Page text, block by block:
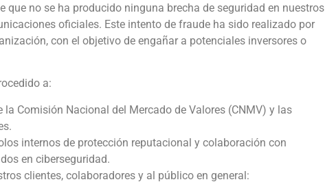
Cookies Política de Privacidad Aviso Legal
que no se ha producido ninguna brecha de seguridad en nuestros
oficiales. Este intento de fraude ha sido realizado por
con el objetivo de engañar a potenciales inversores o
a:
la Comisión Nacional del Mercado de Valores (CNMV) y las
internos de protección reputacional y colaboración con
en ciberseguridad.
clientes, colaboradores y al público en general: